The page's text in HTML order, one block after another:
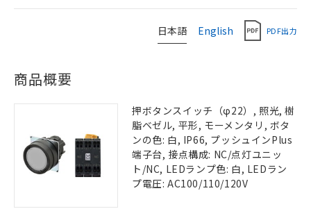
日本語 English PDF出力
商品概要
押ボタンスイッチ（φ22）, 照光, 樹
脂ベゼル, 平形, モーメンタリ, ボタ
ンの色: 白, IP66, プッシュインPlus
端子台, 接点構成: NC/点灯ユニッ
ト/NC, LEDランプ色: 白, LEDラン
プ電圧: AC100/110/120V